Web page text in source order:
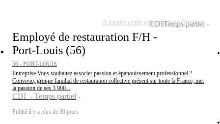
Employé de restauration F/H -
Port-Louis (56)
56 - PORT-LOUIS
Entreprise Vous souhaitez associer passion et épanouissement professionnel ?
Convivio, groupe familial de restauration collective présent sur toute la France, met
la passion de ses 3 900...
CDI - Temps partiel
Publié il y a plus de 30 jours
CDITemps partiel
Ajouter cette offre à ma sélection